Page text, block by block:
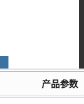
产品参数